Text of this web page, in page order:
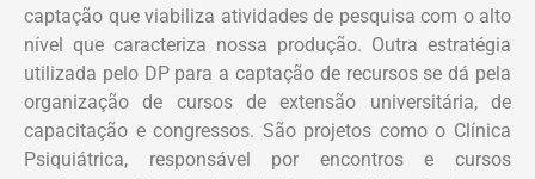
captação que viabiliza atividades de pesquisa com o alto
nível que caracteriza nossa produção. Outra estratégia
utilizada pelo DP para a captação de recursos se dá pela
organização de cursos de extensão universitária, de
capacitação e congressos. São projetos como o Clínica
Psiquiátrica, responsável por encontros e cursos